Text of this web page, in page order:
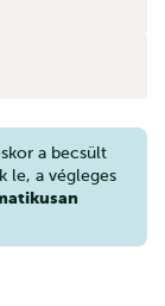
a becsült
le, a végleges